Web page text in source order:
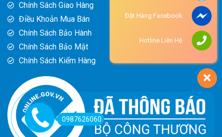
Chính Sách Giao Hàng
Điều Khoản Mua Bán
Chính Sách Bảo Hành
Chính Sách Bảo Mật
Chính Sách Kiểm Hàng
0987626060
Đặt Hàng Facebook
Hotline Liên Hệ